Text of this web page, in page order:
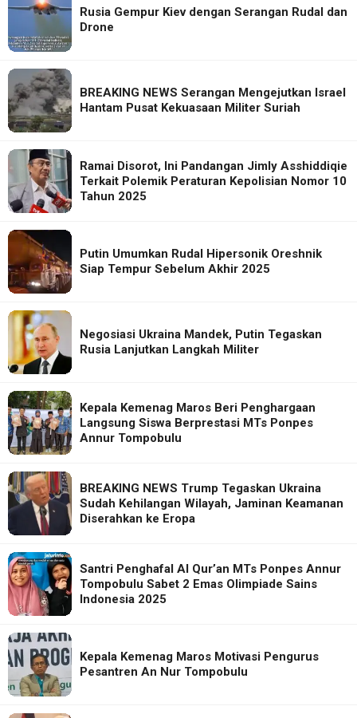
Rusia Gempur Kiev dengan Serangan Rudal dan
Drone
BREAKING NEWS Serangan Mengejutkan Israel
Hantam Pusat Kekuasaan Militer Suriah
Ramai Disorot, Ini Pandangan Jimly Asshiddiqie
Terkait Polemik Peraturan Kepolisian Nomor 10
Tahun 2025
Putin Umumkan Rudal Hipersonik Oreshnik
Siap Tempur Sebelum Akhir 2025
Negosiasi Ukraina Mandek, Putin Tegaskan
Rusia Lanjutkan Langkah Militer
Kepala Kemenag Maros Beri Penghargaan
Langsung Siswa Berprestasi MTs Ponpes
Annur Tompobulu
BREAKING NEWS Trump Tegaskan Ukraina
Sudah Kehilangan Wilayah, Jaminan Keamanan
Diserahkan ke Eropa
Santri Penghafal Al Qur’an MTs Ponpes Annur
Tompobulu Sabet 2 Emas Olimpiade Sains
Indonesia 2025
Kepala Kemenag Maros Motivasi Pengurus
Pesantren An Nur Tompobulu